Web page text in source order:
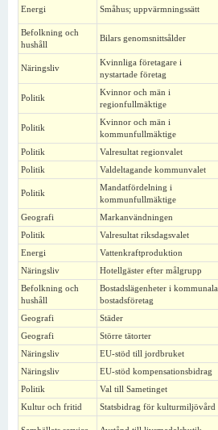
Energi Småhus; uppvärmningssätt
Befolkning och
hushåll
Bilars genomsnittsålder
Näringsliv
Kvinnliga företagare i
nystartade företag
Politik
Kvinnor och män i
regionfullmäktige
Politik
Kvinnor och män i
kommunfullmäktige
Politik Valresultat regionvalet
Politik
Valdeltagande kommunvalet
Politik
Mandatfördelning i
kommunfullmäktige
Geografi Markanvändningen
Politik
Valresultat riksdagsvalet
Energi
Vattenkraftproduktion
Näringsliv
Hotellgäster efter målgrupp
Befolkning och
hushåll
Bostadslägenheter i kommunala
bostadsföretag
Geografi Städer
Geografi
Större tätorter
Näringsliv
EU-stöd till jordbruket
Näringsliv
EU-stöd kompensationsbidrag
Politik
Val till Sametinget
Kultur och fritid
Statsbidrag för kulturmiljövård